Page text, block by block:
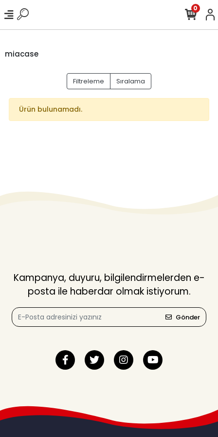
0
miacase
Filtreleme Sıralama
Ürün bulunamadı.
Kampanya, duyuru, bilgilendirmelerden e-
posta ile haberdar olmak istiyorum.
Gönder